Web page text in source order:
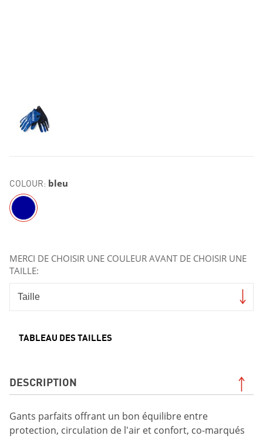
COLOUR: bleu
MERCI DE CHOISIR UNE COULEUR AVANT DE CHOISIR UNE
TAILLE:
TABLEAU DES TAILLES
DESCRIPTION
Gants parfaits offrant un bon équilibre entre
protection, circulation de l'air et confort, co-marqués